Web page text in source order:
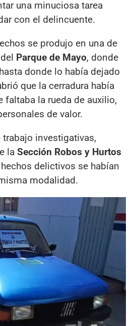
una minuciosa tarea
con el delincuente.
se produjo en una de
Parque de Mayo, donde
donde lo había dejado
que la cerradura había
faltaba la rueda de auxilio,
de valor.
investigativas,
la Sección Robos y Hurtos
delictivos se habían
modalidad.